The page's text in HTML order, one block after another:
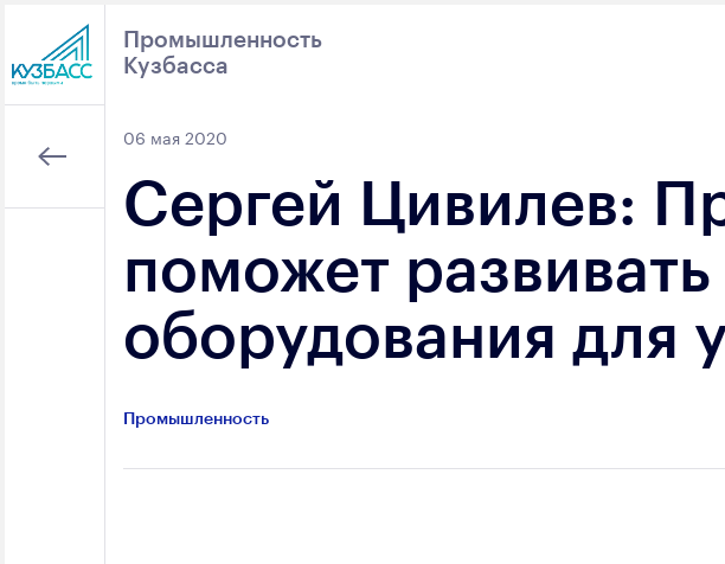
Промышленность
Кузбасса
06 мая 2020
Сергей Цивилев:
поможет
оборудования для
Промышленность